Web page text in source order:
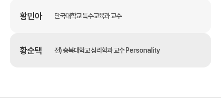
황민아 단국대학교 특수교육과 교수
황순택 전) 충북대학교 심리학과 교수 Personality